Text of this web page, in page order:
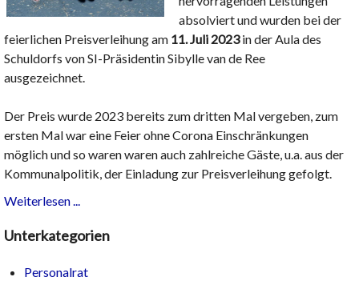
absolviert und wurden bei der
feierlichen Preisverleihung am 11. Juli 2023in der Aula des
Schuldorfs von SI-Präsidentin Sibylle van de Ree
ausgezeichnet.
Der Preis wurde 2023 bereits zum dritten Mal vergeben, zum
ersten Mal war eine Feier ohne Corona Einschränkungen
möglich und so waren waren auch zahlreiche Gäste, u.a. aus der
Kommunalpolitik, der Einladung zur Preisverleihung gefolgt.
Weiterlesen ...
Unterkategorien
Personalrat